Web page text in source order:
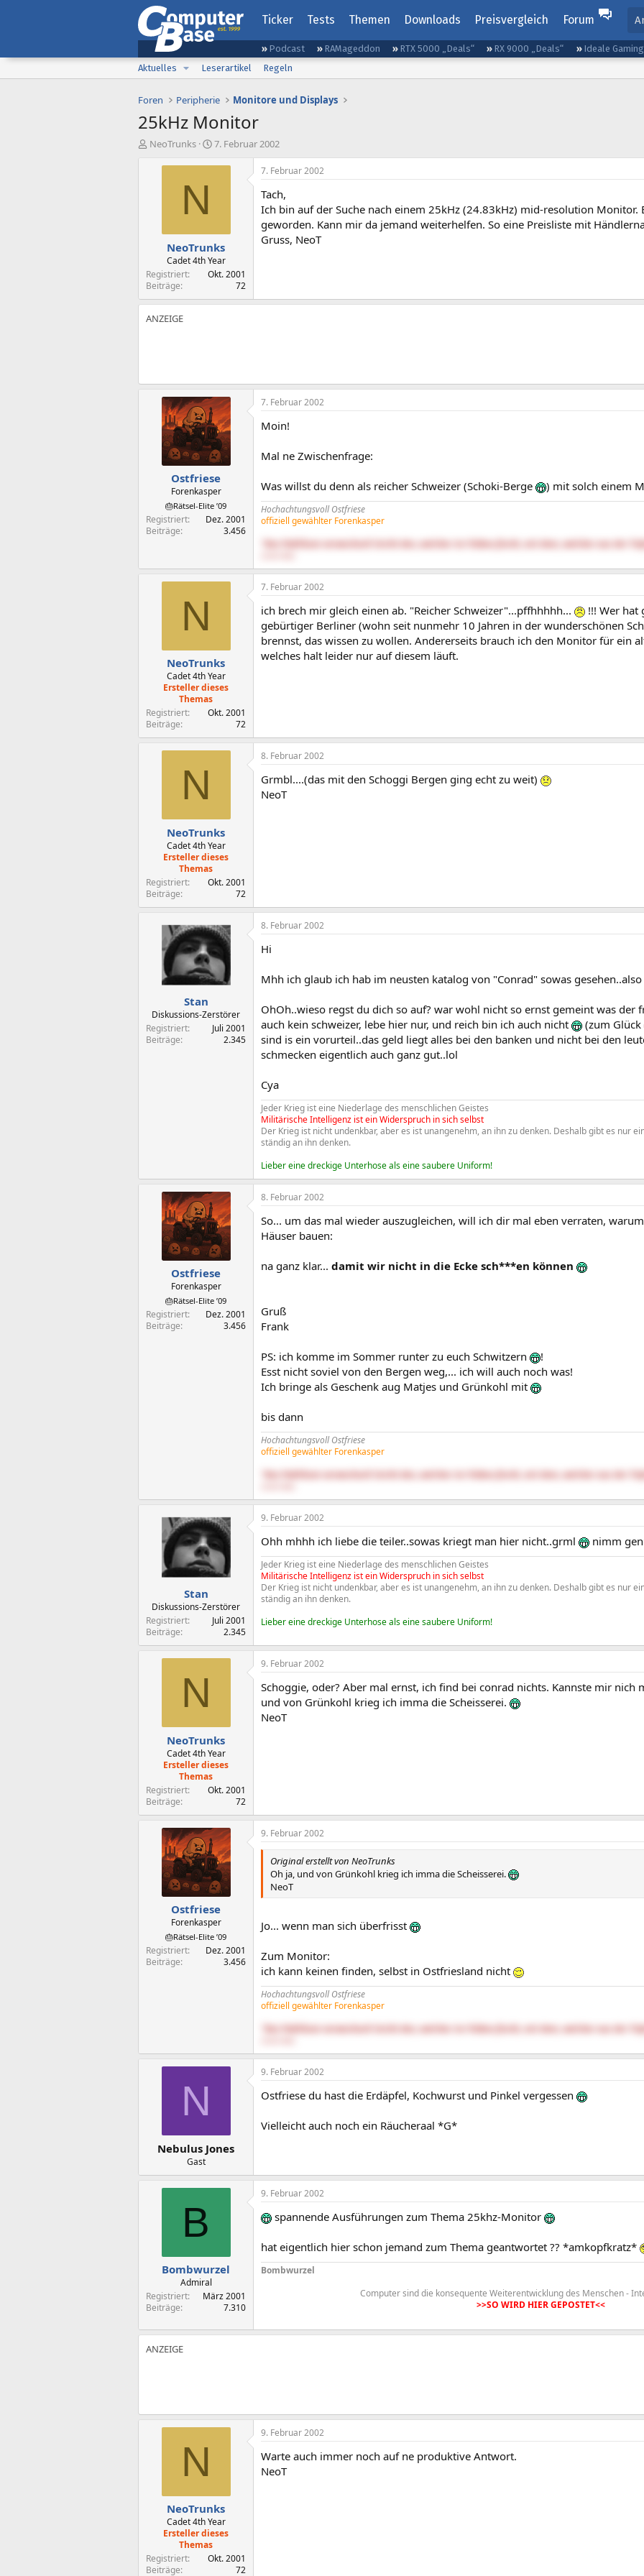
Ticker Tests Themen Downloads Preisvergleich Forum
Podcast RAMageddon RTX 5000 „Deals“ RX 9000 „Deals“ Ideale
Aktuelles
Leserartikel Regeln
Foren Peripherie Monitore und Displays
25kHz Monitor
E
NeoTrunks
E
s
t
a
m
7. Februar 2002
N
NeoTrunks
Cadet 4th Year
Registriert
Okt. 2001
Beiträge
72
7. Februar 2002
Tach,
Ich bin auf der Suche nach einem 25kHz (24.83kHz) mid-resolution
geworden. Kann mir da jemand weiterhelfen. So eine Preisliste mit
Gruss, NeoT
Ostfriese
Forenkasper
🎂Rätsel-Elite ’09
Registriert
Dez. 2001
Beiträge
3.456
7. Februar 2002
Moin!
Mal ne Zwischenfrage:
Was willst du denn als reicher Schweizer (Schoki-Berge ) mit solch einem
Hochachtungsvoll Ostfriese
offiziell gewählter Forenkasper
"Das Publikum verwechselt leicht den, welcher im Trüben fischt, mit dem, welcher aus der
N
NeoTrunks
Cadet 4th Year
Ersteller dieses
Themas
Registriert
Okt. 2001
Beiträge
72
7. Februar 2002
ich brech mir gleich einen ab. "Reicher Schweizer"...pffhhhhh...
!!! Wer hat
gebürtiger Berliner (wohn seit nunmehr 10 Jahren in der wunderschönen
brennst, das wissen zu wollen. Andererseits brauch ich den Monitor für ein
welches halt leider nur auf diesem läuft.
N
NeoTrunks
Cadet 4th Year
Ersteller dieses
Themas
Registriert
Okt. 2001
Beiträge
72
8. Februar 2002
Grmbl....(das mit den Schoggi Bergen ging echt zu weit)
NeoT
Stan
Diskussions-Zerstörer
Registriert
Juli 2001
Beiträge
2.345
8. Februar 2002
Hi
Mhh ich glaub ich hab im neusten katalog von "Conrad" sowas
OhOh..wieso regst du dich so auf? war wohl nicht so ernst gemeint was der
auch kein schweizer, lebe hier nur, und reich bin ich auch nicht
(zum Glück
sind is ein vorurteil..das geld liegt alles bei den banken und nicht bei den
schmecken eigentlich auch ganz gut..lol
Cya
Jeder Krieg ist eine Niederlage des menschlichen Geistes
Militärische Intelligenz ist ein Widerspruch in sich selbst
Der Krieg ist nicht undenkbar, aber es ist unangenehm, an ihn zu denken. Deshalb gibt es nur
ständig an ihn denken.
Lieber eine dreckige Unterhose als eine saubere Uniform!
Ostfriese
Forenkasper
🎂Rätsel-Elite ’09
Registriert
Dez. 2001
Beiträge
3.456
8. Februar 2002
So... um das mal wieder auszugleichen, will ich dir mal eben verraten,
Häuser bauen:
na ganz klar... damit wir nicht in die Ecke sch***en können
Gruß
Frank
PS: ich komme im Sommer runter zu euch Schwitzern
!
Esst nicht soviel von den Bergen weg,... ich will auch noch was!
Ich bringe als Geschenk aug Matjes und Grünkohl mit
bis dann
Hochachtungsvoll Ostfriese
offiziell gewählter Forenkasper
"Das Publikum verwechselt leicht den, welcher im Trüben fischt, mit dem, welcher aus der
Stan
Diskussions-Zerstörer
Registriert
Juli 2001
Beiträge
2.345
9. Februar 2002
Ohh mhhh ich liebe die teiler..sowas kriegt man hier nicht..grml nimm
Jeder Krieg ist eine Niederlage des menschlichen Geistes
Militärische Intelligenz ist ein Widerspruch in sich selbst
Der Krieg ist nicht undenkbar, aber es ist unangenehm, an ihn zu denken. Deshalb gibt es nur
ständig an ihn denken.
Lieber eine dreckige Unterhose als eine saubere Uniform!
N
NeoTrunks
Cadet 4th Year
Ersteller dieses
Themas
Registriert
Okt. 2001
Beiträge
72
9. Februar 2002
Schoggie, oder? Aber mal ernst, ich find bei conrad nichts. Kannste mir nich
und von Grünkohl krieg ich imma die Scheisserei.
NeoT
Ostfriese
Forenkasper
🎂Rätsel-Elite ’09
Registriert
Dez. 2001
Beiträge
3.456
9. Februar 2002
Original erstellt von NeoTrunks
Oh ja, und von Grünkohl krieg ich imma die Scheisserei.
NeoT
Jo... wenn man sich überfrisst
Zum Monitor:
ich kann keinen finden, selbst in Ostfriesland nicht
Hochachtungsvoll Ostfriese
offiziell gewählter Forenkasper
"Das Publikum verwechselt leicht den, welcher im Trüben fischt, mit dem, welcher aus der
N
Nebulus Jones
Gast
9. Februar 2002
Ostfriese du hast die Erdäpfel, Kochwurst und Pinkel vergessen
Vielleicht auch noch ein Räucheraal *G*
B
Bombwurzel
Admiral
Registriert
März 2001
Beiträge
7.310
9. Februar 2002
spannende Ausführungen zum Thema 25khz-Monitor
hat eigentlich hier schon jemand zum Thema geantwortet ?? *amkopfkratz*
Bombwurzel
Computer sind die konsequente Weiterentwicklung des Menschen -
>>SO WIRD HIER GEPOSTET<<
N
NeoTrunks
Cadet 4th Year
Ersteller dieses
Themas
Registriert
Okt. 2001
Beiträge
72
9. Februar 2002
Warte auch immer noch auf ne produktive Antwort.
NeoT